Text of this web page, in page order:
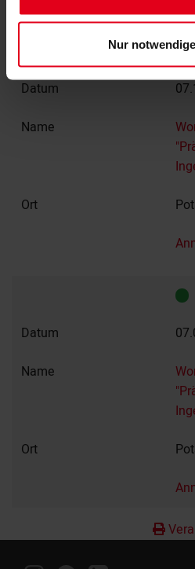
Datenschutzerklärung
Nur